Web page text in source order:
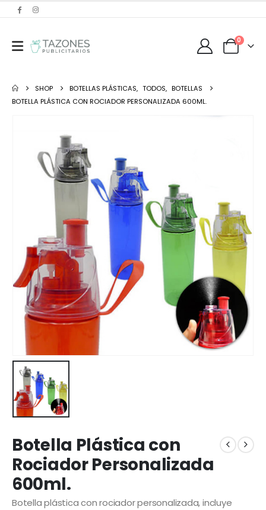
0
SHOP BOTELLAS PLÁSTICAS, TODOS, BOTELLAS
BOTELLA PLÁSTICA CON ROCIADOR PERSONALIZADA 600ML.
Botella Plástica con
Rociador Personalizada
600ml.
Botella plástica con rociador personalizada, incluye